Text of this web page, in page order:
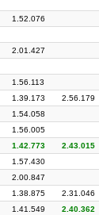
1.52.076
2.01.427
1.56.113
1.39.173
2.56.179
1.54.058
1.56.005
1.42.773
2.43.015
1.57.430
2.00.847
1.38.875
2.31.046
1.41.549
2.40.362